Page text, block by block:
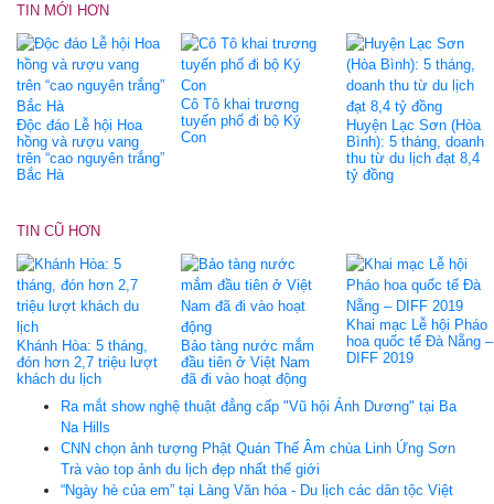
TIN MỚI HƠN
Độc đáo Lễ hội Hoa
hồng và rượu vang
trên “cao nguyên trắng”
Bắc Hà
Cô Tô khai trương
tuyến phố đi bộ Ký
Con
Huyện Lạc Sơn (Hòa
Bình): 5 tháng, doanh
thu từ du lịch đạt 8,4
tỷ đồng
TIN CŨ HƠN
Khánh Hòa: 5 tháng,
đón hơn 2,7 triệu lượt
khách du lịch
Bảo tàng nước mắm
đầu tiên ở Việt Nam
đã đi vào hoạt động
Khai mạc Lễ hội Pháo
hoa quốc tế Đà Nẵng –
DIFF 2019
Ra mắt show nghệ thuật đẳng cấp "Vũ hội Ánh Dương" tại Ba
Na Hills
CNN chọn ảnh tượng Phật Quán Thế Âm chùa Linh Ứng Sơn
Trà vào top ảnh du lịch đẹp nhất thế giới
“Ngày hè của em” tại Làng Văn hóa - Du lịch các dân tộc Việt